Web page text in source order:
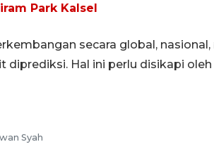
Park Kalsel
secara global,
diprediksi. Hal ini perlu disikapi
Syah